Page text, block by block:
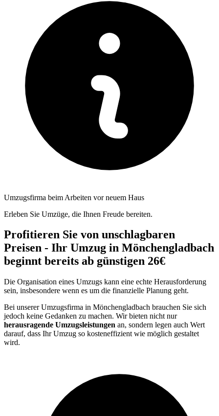
Umzugsfirma beim Arbeiten vor neuem Haus
Erleben Sie Umzüge, die Ihnen Freude bereiten.
Profitieren Sie von unschlagbaren
Preisen - Ihr Umzug in Mönchengladbach
beginnt bereits ab günstigen 26€
Die Organisation eines Umzugs kann eine echte Herausforderung
sein, insbesondere wenn es um die finanzielle Planung geht.
Bei unserer Umzugsfirma in Mönchengladbach brauchen Sie sich
jedoch keine Gedanken zu machen. Wir bieten nicht nur
herausragende Umzugsleistungen an, sondern legen auch Wert
darauf, dass Ihr Umzug so kosteneffizient wie möglich gestaltet
wird.